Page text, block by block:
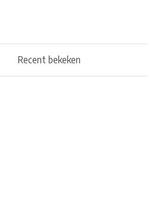
Recent bekeken